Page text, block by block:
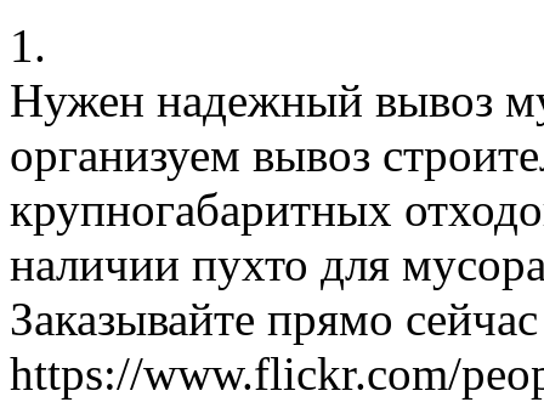
1.
Нужен надежный вывоз
организуем вывоз
крупногабаритных
наличии пухто для
Заказывайте прямо
https://www.flickr.com/